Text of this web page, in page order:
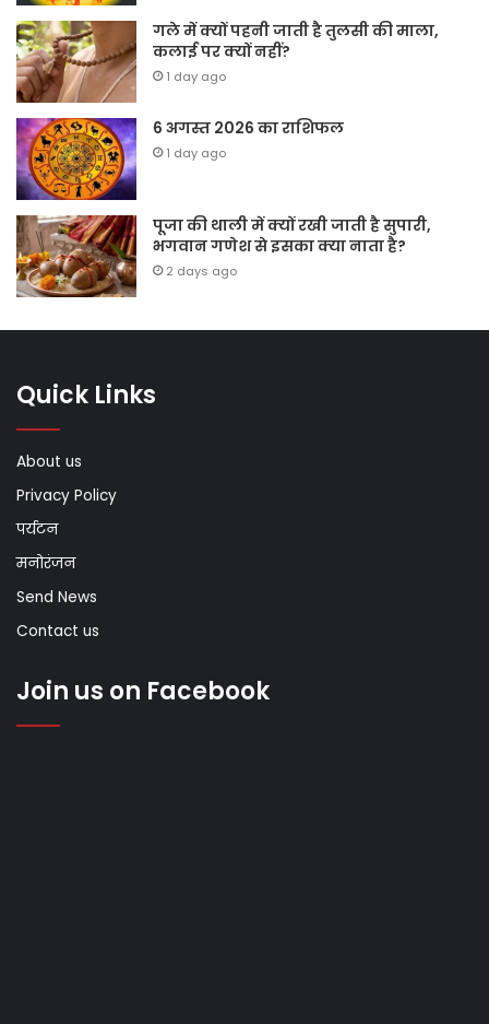
गले में क्यों पहनी जाती है तुलसी की माला,
कलाई पर क्यों नहीं?
1 day ago
6 अगस्त 2026 का राशिफल
1 day ago
पूजा की थाली में क्यों रखी जाती है सुपारी,
भगवान गणेश से इसका क्या नाता है?
2 days ago
Quick Links
About us
Privacy Policy
पर्यटन
मनोरंजन
Send News
Contact us
Join us on Facebook